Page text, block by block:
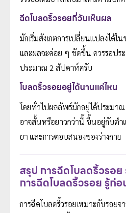
ฉีดโบลดริ้วรอยกี่วันเห็นผล
มักเริ่มสังเกตการเปลี่ยนแปลงได้
และผลจะค่อย ๆ ชัดขึ้น ควรรอประ
ประมาณ 2 สัปดาห์ครับ
โบลดริ้วรอยอยู่ได้นานแค่ไหน
โดยทั่วไปผลลัพธ์มักอยู่ได้ประมา
อาจสั้นหรือยาวกว่านี้ ขึ้นอยู่กับต
ยา และการตอบสนองของร่างกาย
สรุป การฉีดโบลดริ้วรอ
การฉีดโบลดริ้วรอย รู้ก่
การฉีดโบลดริ้วรอยเหมาะกับรอยจ